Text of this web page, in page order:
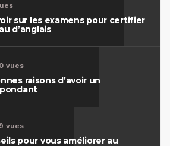
sur les examens pour certifier
d’anglais
vues
raisons d’avoir un
vues
pour vous améliorer au